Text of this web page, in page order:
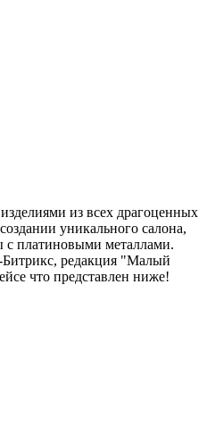
из всех драгоценных
уникального салона,
с платиновыми металлами.
Битрикс, редакция "Малый
что представлен ниже!